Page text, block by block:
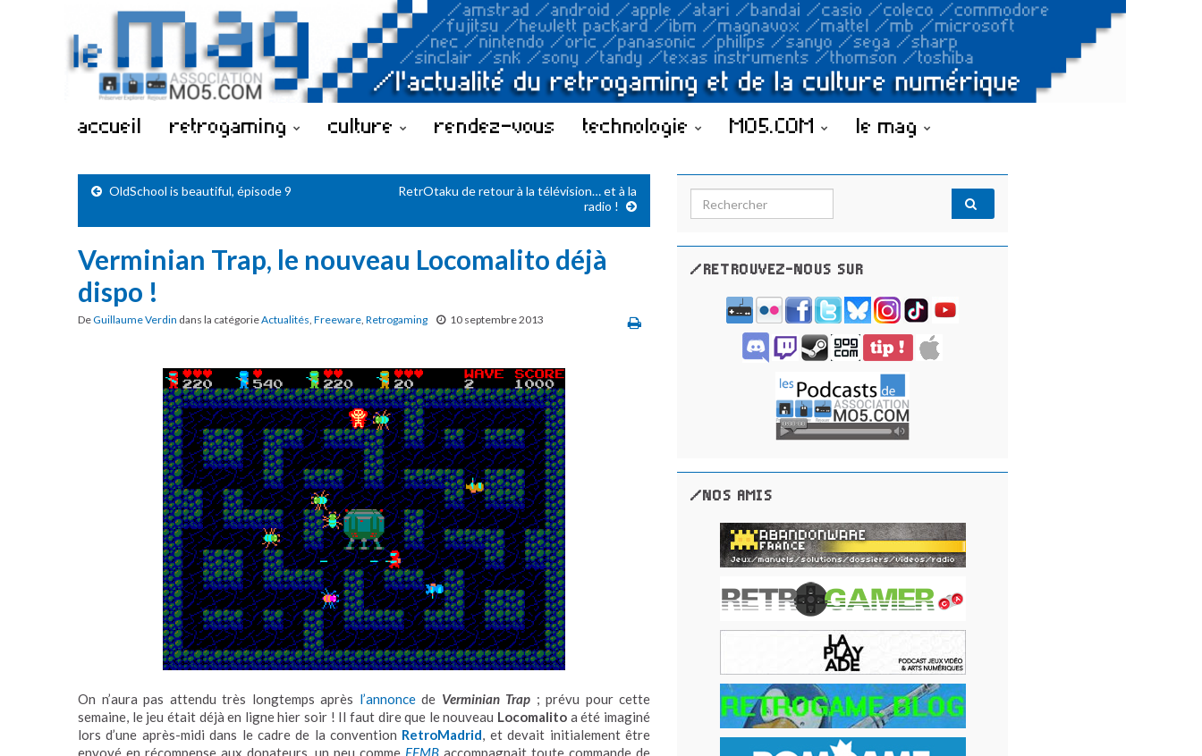
accueil retrogaming culture rendez-vous technologie MO5.COM le mag
OldSchool is beautiful, épisode 9
RetrOtaku de retour à la télévision… et à la
radio !
Verminian Trap, le nouveau Locomalito déjà
dispo !
DeGuillaume Verdin dans la catégorieActualités, Freeware, Retrogaming 10 septembre 2013
On n’aura pas attendu très longtemps après l’annoncede Verminian Trap ; prévu pour cette
semaine, le jeu était déjà en ligne hier soir ! Il faut dire que le nouveau Locomalito a été imaginé
lors d’une après-midi dans le cadre de la convention RetroMadrid, et devait initialement être
envoyé en récompense aux donateurs, un peu comme EFMB accompagnait toute commande de
Search for:
/RETROUVEZ-NOUS SUR
/NOS AMIS